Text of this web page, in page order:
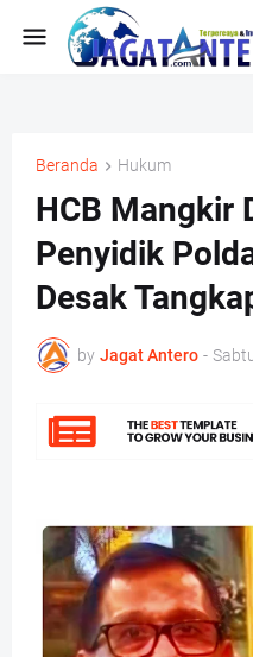
Beranda Hukum
HCB Mangkir
Penyidik
Desak
by Jagat Antero -